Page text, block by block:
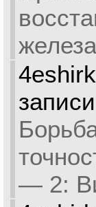
железа
записи
— 2: